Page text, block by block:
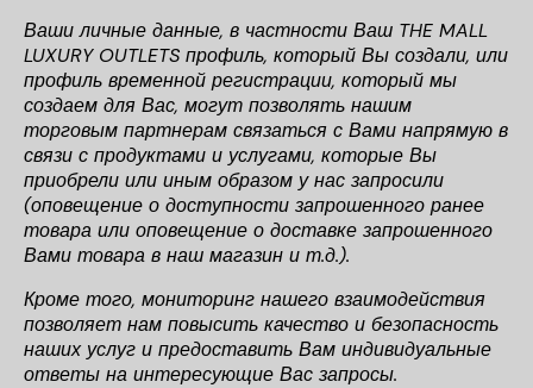
Ваши личные данные, в частности Ваш THE MALL
LUXURY OUTLETS профиль, который Вы создали, или
профиль временной регистрации, который мы
создаем для Вас, могут позволять нашим
торговым партнерам связаться с Вами напрямую в
связи с продуктами и услугами, которые Вы
приобрели или иным образом у нас запросили
(оповещение о доступности запрошенного ранее
товара или оповещение о доставке запрошенного
Вами товара в наш магазин и т.д.).
Кроме того, мониторинг нашего взаимодействия
позволяет нам повысить качество и безопасность
наших услуг и предоставить Вам индивидуальные
ответы на интересующие Вас запросы.